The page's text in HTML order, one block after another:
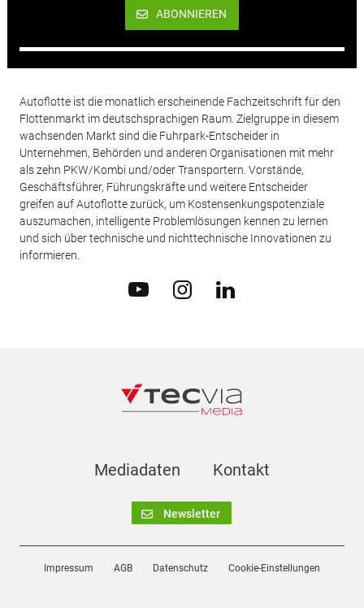
ABONNIEREN
Autoflotte ist die monatlich erscheinende Fachzeitschrift für den
Flottenmarkt im deutschsprachigen Raum. Zielgruppe in diesem
wachsenden Markt sind die Fuhrpark-Entscheider in
Unternehmen, Behörden und anderen Organisationen mit mehr
als zehn PKW/Kombi und/oder Transportern. Vorstände,
Geschäftsführer, Führungskräfte und weitere Entscheider
greifen auf Autoflotte zurück, um Kostensenkungspotenziale
auszumachen, intelligente Problemlösungen kennen zu lernen
und sich über technische und nichttechnische Innovationen zu
informieren.
Mediadaten Kontakt
Newsletter
Impressum AGB Datenschutz Cookie-Einstellungen